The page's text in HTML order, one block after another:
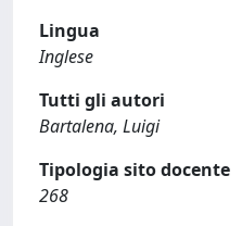
Lingua
Inglese
Tutti gli autori
Bartalena, Luigi
Tipologia sito docente
268